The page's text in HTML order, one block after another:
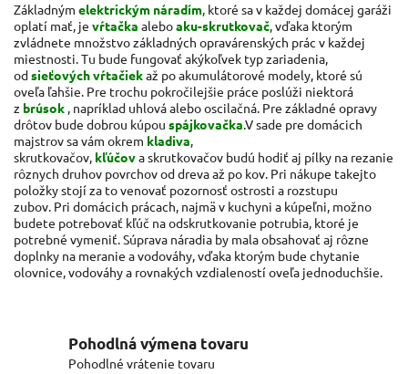
Základným elektrickým náradím, ktoré sa v každej domácej garáži
oplatí mať, je vŕtačka aleboaku-skrutkovač, vďaka ktorým
zvládnete množstvo základných opravárenských prác v každej
miestnosti. Tu bude fungovať akýkoľvek typ zariadenia,
odsieťových vŕtačiekaž po akumulátorové modely, ktoré sú
oveľa ľahšie. Pre trochu pokročilejšie práce poslúži niektorá
z brúsok , napríklad uhlová alebo oscilačná. Pre základné opravy
drôtov bude dobrou kúpou spájkovačka.V sade pre domácich
majstrov sa vám okrem kladiva,
skrutkovačov, kľúčova skrutkovačov budú hodiť aj pílky na rezanie
rôznych druhov povrchov od dreva až po kov. Pri nákupe takejto
položky stojí za to venovať pozornosť ostrosti a rozstupu
zubov. Pri domácich prácach, najmä v kuchyni a kúpeľni, možno
budete potrebovať kľúč na odskrutkovanie potrubia, ktoré je
potrebné vymeniť. Súprava náradia by mala obsahovať aj rôzne
doplnky na meranie a vodováhy, vďaka ktorým bude chytanie
olovnice, vodováhy a rovnakých vzdialeností oveľa jednoduchšie.
Pohodlná výmena tovaru
Pohodlné vrátenie tovaru